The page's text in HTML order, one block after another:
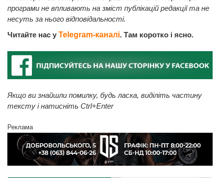
програми не впливають на зміст публікацій редакції та не
несуть за нього відповідальності.
Читайте нас у Telegram-каналі. Там коротко і ясно.
Якщо ви знайшли помилку, будь ласка, виділіть частину
тексту і натисніть Ctrl+Enter
Реклама